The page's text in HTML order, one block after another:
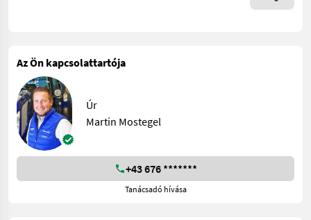
Az Ön kapcsolattartója
Úr
Martin Mostegel
+43 676 *******
Tanácsadó hívása